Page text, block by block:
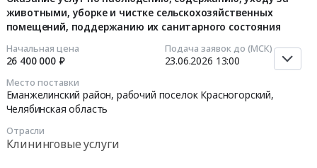
животными, уборке и чистке сельскохозяйственных
помещений, поддержанию их санитарного состояния
Начальная цена
26 400 000 ₽
Подача заявок до (МСК)
23.06.2026 13:00
Место поставки
Еманжелинский район, рабочий поселок Красногорский,
Челябинская область
Отрасли
Клининговые услуги